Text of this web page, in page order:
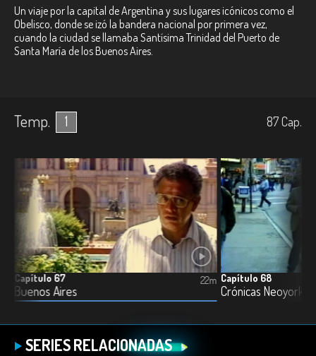
Un viaje por la capital de Argentina y sus lugares icónicos como el
Obelisco, donde se izó la bandera nacional por primera vez,
cuando la ciudad se llamaba Santísima Trinidad del Puerto de
Santa María de los Buenos Aires.
Temp. 1 87Cap.
Capítulo 67
Buenos Aires
22m Capítulo 68
Crónicas
SERIES RELACIONADAS